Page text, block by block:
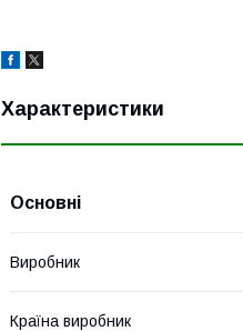
Характеристики
Основні
Виробник
Країна виробник